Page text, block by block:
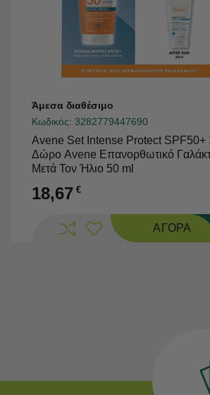
Άμεσα διαθέσιμο
Κωδικός: 3282779447690
Avene Set Intense Protect SPF50+
Δώρο Avene Επανορθωτικό
Μετά Τον Ήλιο 50 ml
18,67 €
ΑΓΟΡΑ